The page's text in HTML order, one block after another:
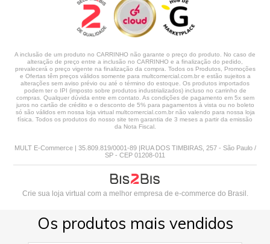
A inclusão de um produto no CARRINHO não garante o preço do produto. No caso de
alteração de preço entre a inclusão no CARRINHO e a finalização do pedido,
prevalecerá o preço vigente na finalização da compra. Todos os Produtos, Promoções
e Ofertas têm preços válidos somente para multcomercial.com.br e estão sujeitos a
alterações sem aviso prévio ou até o término do estoque. Os produtos importados
podem ter o IPI (imposto sobre produtos industrializados) incluso no carrinho de
compras. Qualquer dúvida entre em contato. As condições de pagamento em 5x sem
juros no cartão de crédito e o desconto de 5% para pagamentos à vista ou no boleto
só são válidos em nossa loja virtual multcomercial.com.br não valendo para nossa loja
física. Todos os produtos do nosso site tem garantia de 3 meses a partir da emissão
da Nota Fiscal.
MULT E-Commerce | 35.809.819/0001-89 |RUA DOS TIMBIRAS, 257 - São Paulo /
SP - CEP 01208-011
Crie sua loja virtual com a melhor empresa de e-commerce do Brasil.
Os produtos mais vendidos